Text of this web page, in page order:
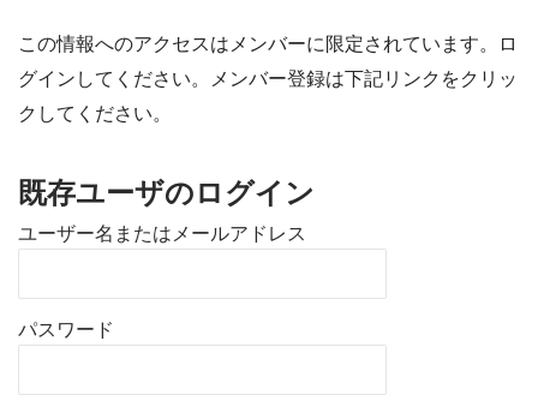
この情報へのアクセスはメンバーに限定されています。ロ
グインしてください。メンバー登録は下記リンクをクリッ
クしてください。
既存ユーザのログイン
ユーザー名またはメールアドレス
パスワード